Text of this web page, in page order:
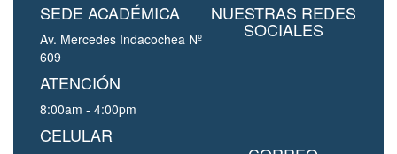
SEDE ACADÉMICA
Av. Mercedes Indacochea Nº
609
ATENCIÓN
8:00am - 4:00pm
CELULAR
NUESTRAS REDES
SOCIALES